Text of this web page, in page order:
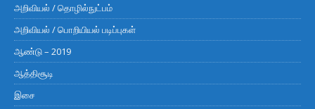
அறிவியல் / தொழில்நுட்பம்
அறிவியல் / பொறியியல் படிப்புகள்
ஆண்டு – 2019
ஆத்திசூடி
இசை